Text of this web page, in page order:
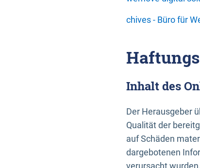
chives - Büro für
Inhalt des
Der Herausgeber
Qualität der
auf Schäden
dargebotenen
verursacht